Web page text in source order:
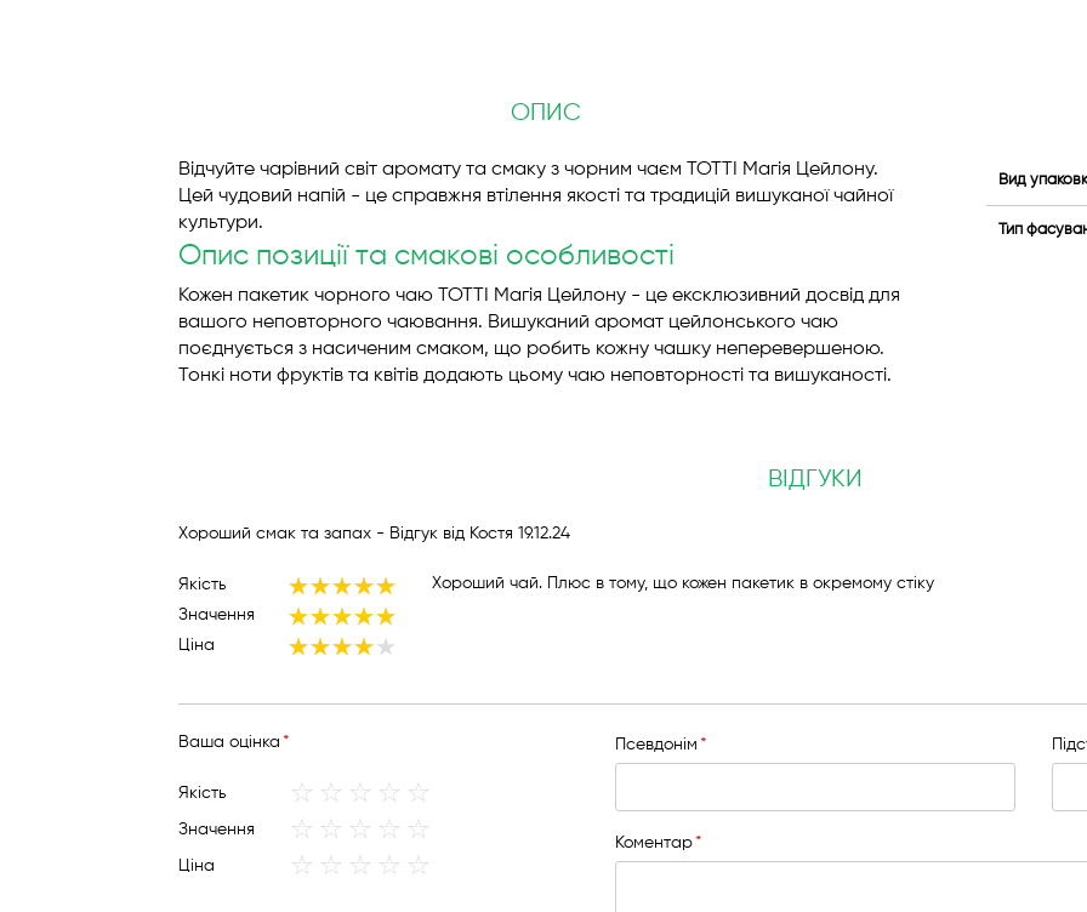
ОПИС
Відчуйте чарівний світ аромату та смаку з чорним чаєм TOTTI Магія Цейлону.
Цей чудовий напій - це справжня втілення якості та традицій вишуканої чайної
культури.
Опис позиції та смакові особливості
Кожен пакетик чорного чаю TOTTI Магія Цейлону - це ексклюзивний досвід для
вашого неповторного чаювання. Вишуканий аромат цейлонського чаю
поєднується з насиченим смаком, що робить кожну чашку неперевершеною.
Тонкі ноти фруктів та квітів додають цьому чаю неповторності та вишуканості.
Вид
Тип
ВІДГУКИ
Хороший смак та запах - Відгук від Костя Опубліковано
19.12.24
Якість
100%
Значення
100%
Ціна
Хороший чай. Плюс в тому, що кожен пакетик в окремому стіку
Вашa оцінка
Якість
1
2
3
4
Значення
1
2
3
4
Ціна
1
2
3
4
Псевдонім
Коментар